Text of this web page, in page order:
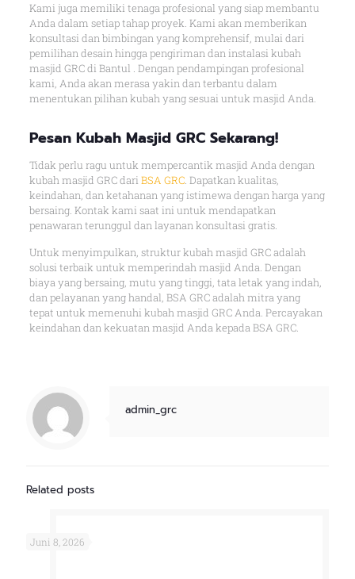
Kami juga memiliki tenaga profesional yang siap membantu
Anda dalam setiap tahap proyek. Kami akan memberikan
konsultasi dan bimbingan yang komprehensif, mulai dari
pemilihan desain hingga pengiriman dan instalasi kubah
masjid GRC di Bantul . Dengan pendampingan profesional
kami, Anda akan merasa yakin dan terbantu dalam
menentukan pilihan kubah yang sesuai untuk masjid Anda.
Pesan Kubah Masjid GRC Sekarang!
Tidak perlu ragu untuk mempercantik masjid Anda dengan
kubah masjid GRC dari BSA GRC. Dapatkan kualitas,
keindahan, dan ketahanan yang istimewa dengan harga yang
bersaing. Kontak kami saat ini untuk mendapatkan
penawaran terunggul dan layanan konsultasi gratis.
Untuk menyimpulkan, struktur kubah masjid GRC adalah
solusi terbaik untuk memperindah masjid Anda. Dengan
biaya yang bersaing, mutu yang tinggi, tata letak yang indah,
dan pelayanan yang handal, BSA GRC adalah mitra yang
tepat untuk memenuhi kubah masjid GRC Anda. Percayakan
keindahan dan kekuatan masjid Anda kepada BSA GRC.
admin_grc
Related posts
Juni 8, 2026